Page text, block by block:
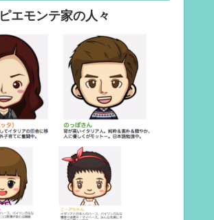
ピエモンテ家の人々